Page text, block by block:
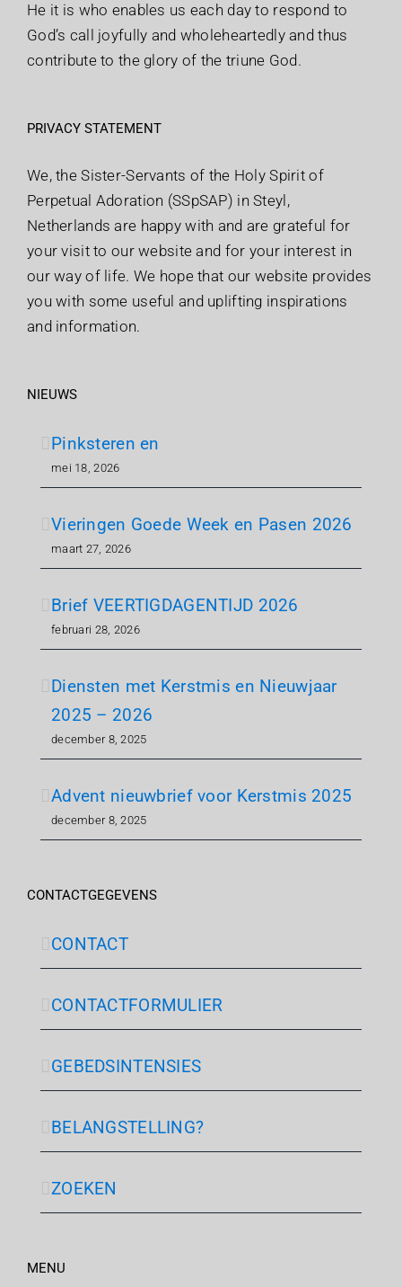
He it is who enables us each day to respond to
God’s call joyfully and wholeheartedly and thus
contribute to the glory of the triune God.
PRIVACY STATEMENT
We, the Sister-Servants of the Holy Spirit of
Perpetual Adoration (SSpSAP) in Steyl,
Netherlands are happy with and are grateful for
your visit to our website and for your interest in
our way of life. We hope that our website provides
you with some useful and uplifting inspirations
and information.
NIEUWS
Pinksteren en
mei 18, 2026
Vieringen Goede Week en Pasen 2026
maart 27, 2026
Brief VEERTIGDAGENTIJD 2026
februari 28, 2026
Diensten met Kerstmis en Nieuwjaar
2025 – 2026
december 8, 2025
Advent nieuwbrief voor Kerstmis 2025
december 8, 2025
CONTACTGEGEVENS
CONTACT
CONTACTFORMULIER
GEBEDSINTENSIES
BELANGSTELLING?
ZOEKEN
MENU